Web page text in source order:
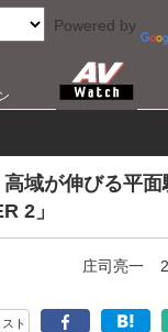
Powered by
ヘッドフォン祭
域が伸びる平面
2」
庄司亮一
スト